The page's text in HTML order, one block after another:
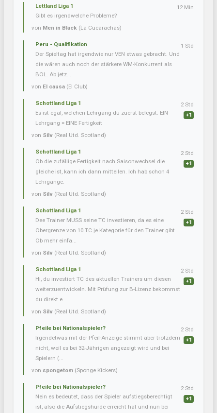
Lettland Liga 1
Gibt es irgendwelche Probleme?
von Men in Black (La Cucarachas)
12 Min
Peru - Qualifikation
Der Spieltag hat irgendwie nur VEN etwas gebracht. Und
die wären auch noch der stärkere WM-Konkurrent als
BOL. Ab jetz...
von El causa (El Club)
1 Std
Schottland Liga 1
Es ist egal, welchen Lehrgang du zuerst belegst. EIN
Lehrgang = EINE Fertigkeit
von Silv (Real Utd. Scotland)
2 Std
+1
Schottland Liga 1
Ob die zufällige Fertigkeit nach Saisonwechsel die
gleiche ist, kann ich dann mitteilen. Ich hab schon 4
Lehrgänge.
von Silv (Real Utd. Scotland)
2 Std
+1
Schottland Liga 1
Dee Trainer MUSS seine TC investieren, da es eine
Obergrenze von 10 TC je Kategorie für den Trainer gibt.
Ob mehr einfa...
von Silv (Real Utd. Scotland)
2 Std
+1
Schottland Liga 1
Hi, du investiert TC des aktuellen Trainers um diesen
weiterzuentwickeln. Mit Prüfung zur B-Lizenz bekommst
du direkt e...
von Silv (Real Utd. Scotland)
2 Std
+1
Pfeile bei Nationalspieler?
Irgendetwas mit der Pfeil-Anzeige stimmt aber trotzdem
nicht, weil es bei 32-Jährigen angezeigt wird und bei
Spielern (...
von spongetom (Sponge Kickers)
2 Std
+1
Pfeile bei Nationalspieler?
Nein es bedeutet, dass der Spieler aufstiegsberechtigt
ist, also die Aufstiegshürde erreicht hat und nun bei
2 Std
+1